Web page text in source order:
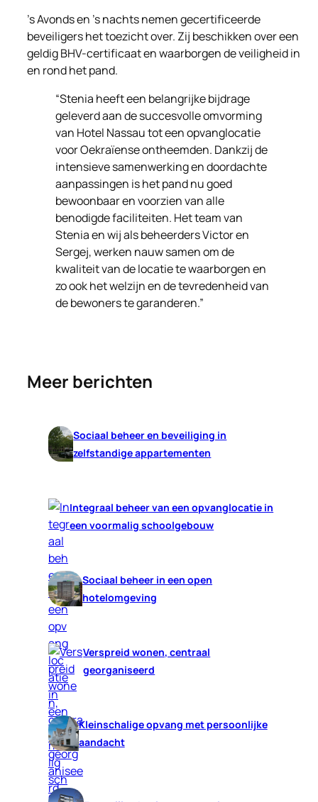
’s Avonds en ’s nachts nemen gecertificeerde
beveiligers het toezicht over. Zij beschikken over een
geldig BHV-certificaat en waarborgen de veiligheid in
en rond het pand.
“Stenia heeft een belangrijke bijdrage
geleverd aan de succesvolle omvorming
van Hotel Nassau tot een opvanglocatie
voor Oekraïense ontheemden. Dankzij de
intensieve samenwerking en doordachte
aanpassingen is het pand nu goed
bewoonbaar en voorzien van alle
benodigde faciliteiten. Het team van
Stenia en wij als beheerders Victor en
Sergej, werken nauw samen om de
kwaliteit van de locatie te waarborgen en
zo ook het welzijn en de tevredenheid van
de bewoners te garanderen.”
Meer berichten
Sociaal beheer en beveiliging in
zelfstandige appartementen
Integraal beheer van een opvanglocatie in
een voormalig schoolgebouw
Sociaal beheer in een open
hotelomgeving
Verspreid wonen, centraal
georganiseerd
Kleinschalige opvang met persoonlijke
aandacht